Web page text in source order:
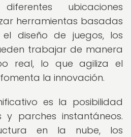
ubicaciones
herramientas basadas
diseño de juegos, los
trabajar de manera
real, lo que agiliza el
la innovación.
es la posibilidad
y parches instantáneos.
en la nube, los